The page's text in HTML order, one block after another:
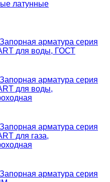
латунные
Запорная арматура серия
для воды, ГОСТ
Запорная арматура серия
для воды,
Запорная арматура серия
для газа,
Запорная арматура серия